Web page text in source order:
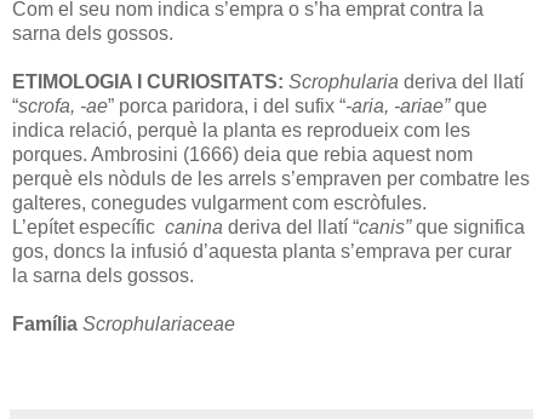
Com el seu nom indica s’empra o s’ha emprat contra la
sarna dels gossos.
ETIMOLOGIA I CURIOSITATS: Scrophularia deriva del llatí
“scrofa, -ae” porca paridora, i del sufix “-aria, -ariae”que
indica relació, perquè la planta es reprodueix com les
porques. Ambrosini (1666) deia que rebia aquest nom
perquè els nòduls de les arrels s’empraven per combatre les
galteres, conegudes vulgarment com escròfules.
L’epítet específic canina deriva del llatí “canis”que significa
gos, doncs la infusió d’aquesta planta s’emprava per curar
la sarna dels gossos.
Família Scrophulariaceae